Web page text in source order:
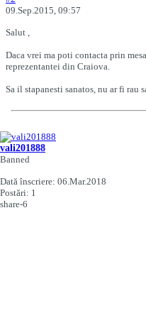
09.Sep.2015, 09:57
Salut ,
Daca vrei ma poti contacta prin
reprezentantei din Craiova.
Sa il stapanesti sanatos, nu ar fi rau
vali201888
Banned
Dată înscriere: 06.Mar.2018
Postări: 1
share-6